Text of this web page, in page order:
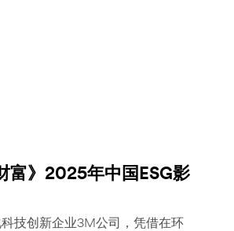
富》2025年中国ESG影
技创新企业3M公司，凭借在环